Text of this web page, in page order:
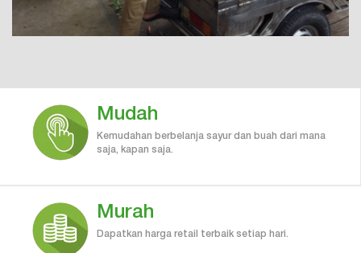
Mudah
Kemudahan berbelanja sayur dan buah dari mana
saja, kapan saja.
Murah
Dapatkan harga retail terbaik setiap hari.